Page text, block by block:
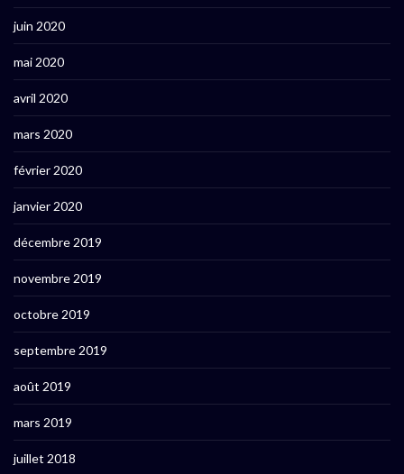
juin 2020
mai 2020
avril 2020
mars 2020
février 2020
janvier 2020
décembre 2019
novembre 2019
octobre 2019
septembre 2019
août 2019
mars 2019
juillet 2018